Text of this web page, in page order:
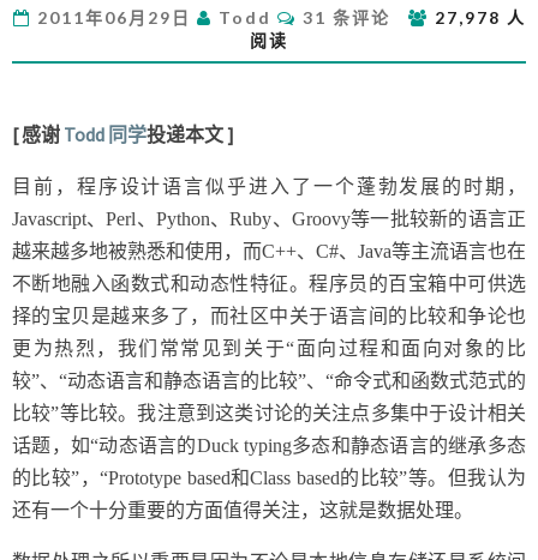
数
据
2011年06月29日 Todd
评
论
31 条评论
27,978 人
阅读
[ 感谢 Todd 同学投递本文 ]
目前，程序设计语言似乎进入了一个蓬勃发展的时期，
Javascript、Perl、Python、Ruby、Groovy等一批较新的语言正
越来越多地被熟悉和使用，而C++、C#、Java等主流语言也在
不断地融入函数式和动态性特征。程序员的百宝箱中可供选
择的宝贝是越来多了，而社区中关于语言间的比较和争论也
更为热烈，我们常常见到关于“面向过程和面向对象的比
较”、“动态语言和静态语言的比较”、“命令式和函数式范式的
比较”等比较。我注意到这类讨论的关注点多集中于设计相关
话题，如“动态语言的Duck typing多态和静态语言的继承多态
的比较”，“Prototype based和Class based的比较”等。但我认为
还有一个十分重要的方面值得关注，这就是数据处理。